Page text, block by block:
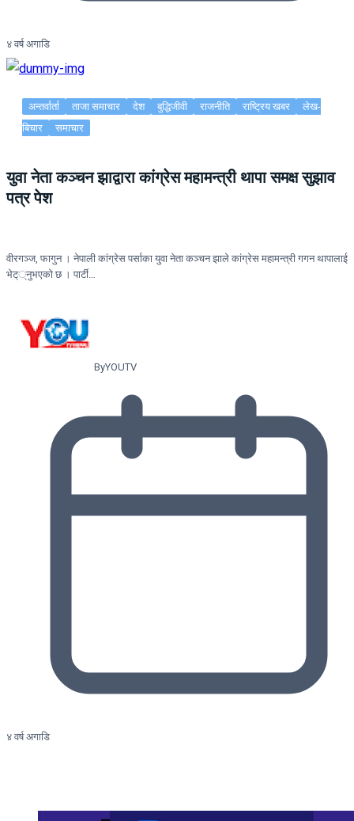
४ वर्ष अगाडि
अन्तर्वार्ता ताजा समाचार देश बुद्धिजीवी राजनीति राष्ट्रिय खबर
लेख-
बिचार
समाचार
युवा नेता कञ्चन झाद्वारा कांग्रेस महामन्त्री थापा समक्ष सुझाव
पत्र पेश
वीरगञ्ज, फागुन । नेपाली कांग्रेस पर्साका युवा नेता कञ्चन झाले कांग्रेस महामन्त्री गगन थापालाई
भेट््नुभएको छ । पार्टी…
ByYOUTV
४ वर्ष अगाडि